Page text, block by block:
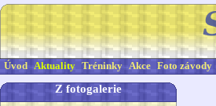
Úvod Aktuality Tréninky Akce Foto závody
Z fotogalerie